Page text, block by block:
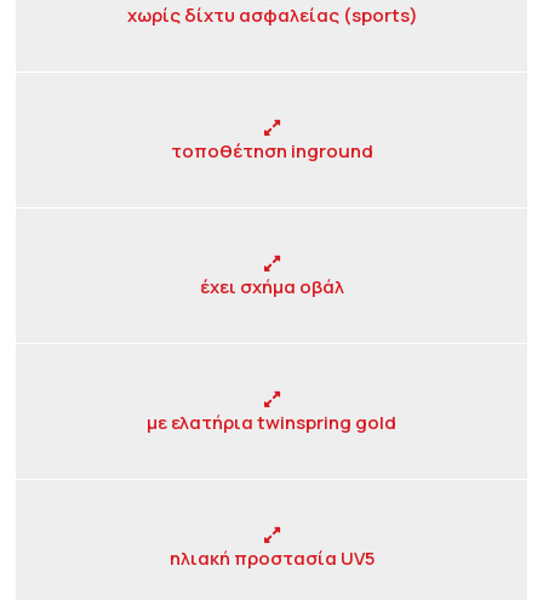
χωρίς δίχτυ ασφαλείας (sports)
τοποθέτηση inground
έχει σχήμα οβάλ
με ελατήρια twinspring gold
ηλιακή προστασία UV5